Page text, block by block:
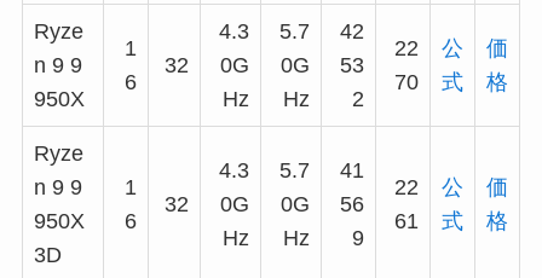
Ryze
n 9 9
950X
1
6
32
4.3
0G
Hz
5.7
0G
Hz
42
53
2
22
70
公
式
価
格
Ryze
n 9 9
950X
3D
1
6
32
4.3
0G
Hz
5.7
0G
Hz
41
56
9
22
61
公
式
価
格